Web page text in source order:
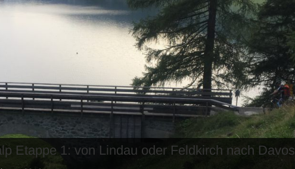
Etappe 1: von Lindau oder Feldkirch nach Davos